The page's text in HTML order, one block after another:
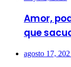
Amor,
que
agosto 17,